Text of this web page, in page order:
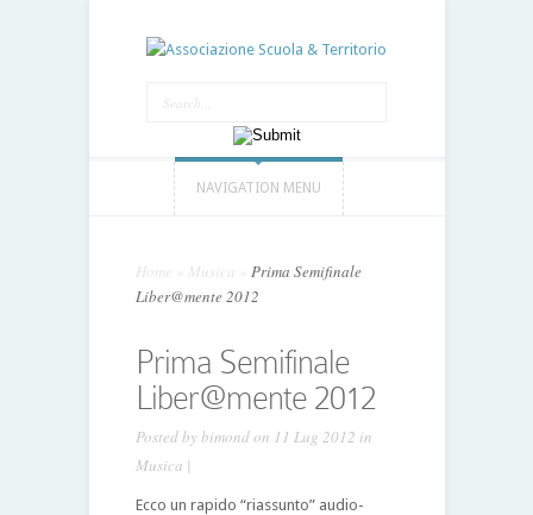
NAVIGATION MENU
Home Musica
Prima Semifinale
Liber@mente 2012
Prima Semifinale
Liber@mente 2012
Posted bybimondon 11 Lug 2012 in
Musica |
Ecco un rapido “riassunto” audio-